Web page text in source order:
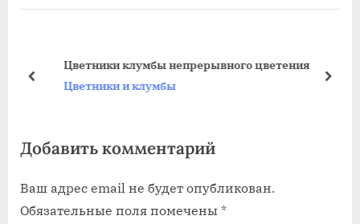
д
а
а
и
с
д
з
п
и
Цветники клумбы непрерывного цветения
Цветники и клумбы
пред
Добавить комментарий
Ваш адрес email не будет опубликован.
Обязательные поля помечены *